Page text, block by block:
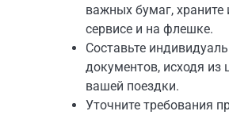
важных бумаг, храните
сервисе и на флешке.
Составьте
документов, исходя из
вашей поездки.
Уточните требования